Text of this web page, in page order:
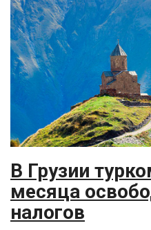
В Грузии
месяца
налогов